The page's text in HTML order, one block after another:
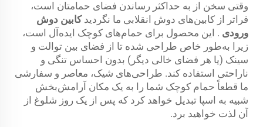
وقتی سخن از به حداکثر رساندن فضای حمامتان است،
فراتر از کابین‌های دوش انقلابی ما نگردیدکابین دوش
ورودی . این محصول برای حمام‌های کوچک ایده‌آل است،
زیرا به‌طور خاص طراحی شده تا از فضای بین توالت و
سینک (یا هر فضای خالی دیگر) بدون احساس تنگی و
ناراحتی استفاده کند. طراحی‌های شیک، معاصر و سفارشی
ما قطعاً حمام کوچک شما را به یک مکان آرامش‌بخش
شبیه به اسپا تبدیل خواهد کرد که پس از یک روز شلوغ از
آن لذت خواهید برد.